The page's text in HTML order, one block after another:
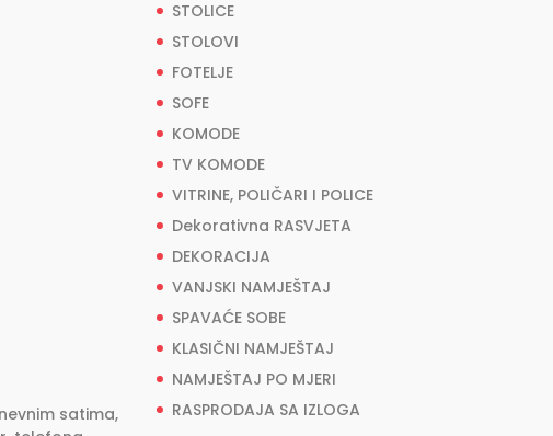
satima,
STOLICE
STOLOVI
FOTELJE
SOFE
KOMODE
TV KOMODE
VITRINE, POLIČARI I POLICE
Dekorativna RASVJETA
DEKORACIJA
VANJSKI NAMJEŠTAJ
SPAVAĆE SOBE
KLASIČNI NAMJEŠTAJ
NAMJEŠTAJ PO MJERI
RASPRODAJA SA IZLOGA